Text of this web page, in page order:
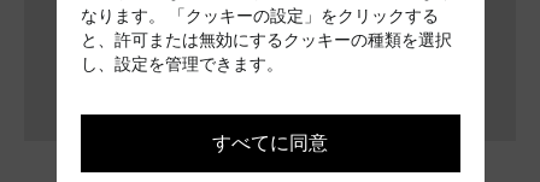
なります。 「クッキーの設定」をクリックする
と、許可または無効にするクッキーの種類を選択
し、設定を管理できます。
すべてに同意
カードホルダー
カードホルダー